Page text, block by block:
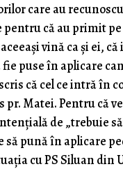
care au
că au primit
vină ca și ei,
puse în aplicare
că cel ce intră în
Matei. Pentru că
de „trebuie
să pună în aplicare
cu PS Siluan